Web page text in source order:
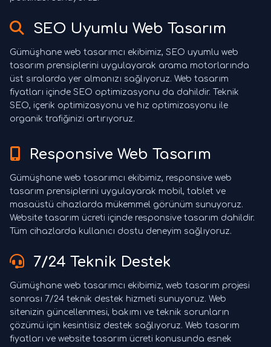
SEO Uyumlu Web Tasarım
Gümüşhane web tasarımcı ekibimiz, SEO uyumlu web
tasarım prensiplerini uygulayarak arama motorlarında
üst sıralarda yer almanızı sağlıyoruz. Web tasarım
fiyatları içinde SEO optimizasyonu da dahildir. Teknik
SEO, içerik optimizasyonu ve hız optimizasyonu ile
organik trafiğinizi artırıyoruz.
Responsive Web Tasarım
Gümüşhane web tasarımcı ekibimiz, responsive web
tasarım prensiplerini uygulayarak mobil, tablet ve
masaüstü cihazlarda mükemmel görünüm sunuyoruz.
Website tasarım ücreti içinde responsive tasarım dahildir.
Tüm cihazlarda kullanıcı dostu deneyim sağlıyoruz.
7/24 Teknik Destek
Gümüşhane web tasarımcı ekibimiz, web tasarım projesi
sonrası 7/24 teknik destek hizmeti sunuyoruz. Web
sitenizin güncellenmesi, bakımı ve teknik sorunların
çözümü için kesintisiz destek sağlıyoruz. Web tasarım
fiyatları ve website tasarım ücreti konusunda esnek